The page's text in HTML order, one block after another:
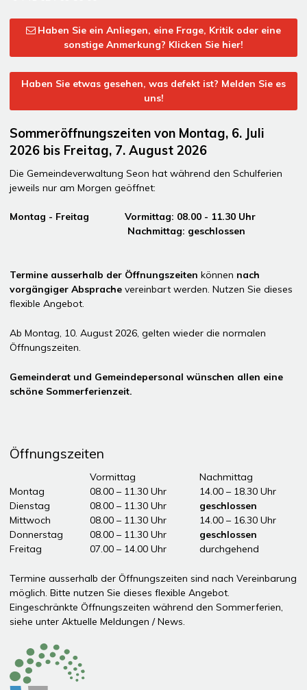
Haben Sie ein Anliegen, eine Frage, Kritik oder eine
sonstige Anmerkung? Klicken Sie hier!
Haben Sie etwas gesehen, was defekt ist? Melden Sie es
uns!
Sommeröffnungszeiten von Montag, 6. Juli
2026 bis Freitag, 7. August 2026
Die Gemeindeverwaltung Seon hat während den Schulferien
jeweils nur am Morgen geöffnet:
Montag - Freitag Vormittag: 08.00 - 11.30 Uhr
Nachmittag: geschlossen
Termine ausserhalb der Öffnungszeiten können nach
vorgängiger Absprache vereinbart werden. Nutzen Sie dieses
flexible Angebot.
Ab Montag, 10. August 2026, gelten wieder die normalen
Öffnungszeiten.
Gemeinderat und Gemeindepersonal wünschen allen eine
schöne Sommerferienzeit.
Öffnungszeiten
Öffnungszeiten Vormittag
Vormittag
Nachmittag
Montag
08.00 – 11.30 Uhr
14.00 – 18.30 Uhr
Dienstag
08.00 – 11.30 Uhr
geschlossen
Mittwoch
08.00 – 11.30 Uhr
14.00 – 16.30 Uhr
Donnerstag
08.00 – 11.30 Uhr
geschlossen
Freitag
07.00 – 14.00 Uhr durchgehend
Termine ausserhalb der Öffnungszeiten sind nach Vereinbarung
möglich. Bitte nutzen Sie dieses flexible Angebot.
Eingeschränkte Öffnungszeiten während den Sommerferien,
siehe unterAktuelle Meldungen / News.
Partner